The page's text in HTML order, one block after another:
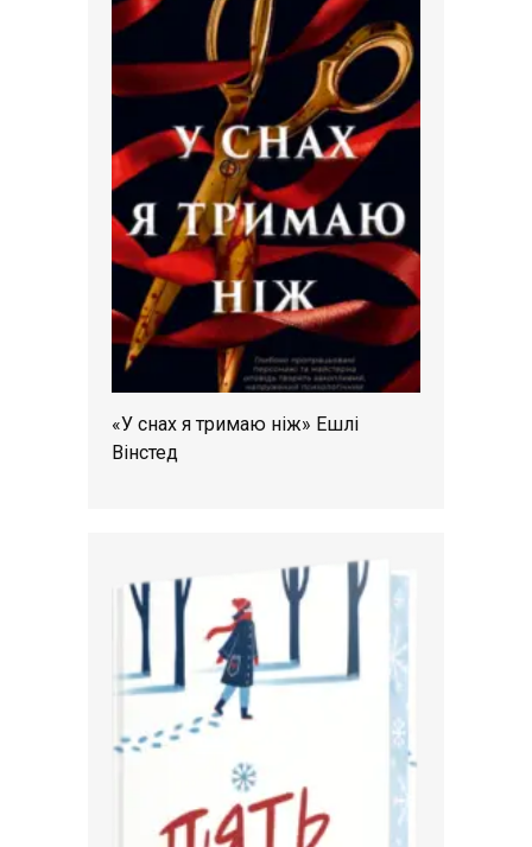
«У снах я тримаю ніж» Ешлі
Вінстед